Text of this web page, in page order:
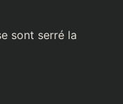
sont serré la